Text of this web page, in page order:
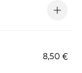
8,50 €